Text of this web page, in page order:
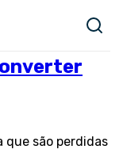
que são perdidas